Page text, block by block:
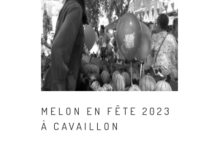
MELON EN FÊTE 2023
À CAVAILLON